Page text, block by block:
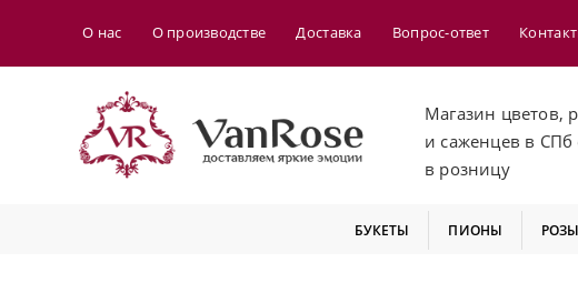
О нас О производстве Доставка Вопрос-ответ
Магазин цветов,
и саженцев в СПб
в розницу
БУКЕТЫ ПИОНЫ РОЗЫ